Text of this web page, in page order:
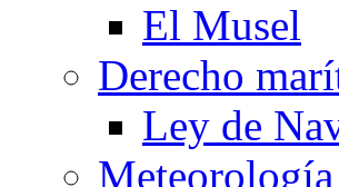
El Musel
Derecho
Ley de